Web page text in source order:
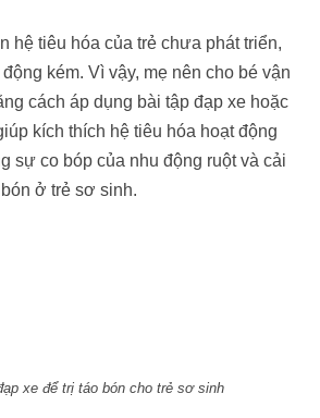
hệ tiêu hóa của trẻ chưa phát triển,
kém. Vì vậy, mẹ nên cho bé vận
cách áp dụng bài tập đạp xe hoặc
kích thích hệ tiêu hóa hoạt động
sự co bóp của nhu động ruột và cải
ở trẻ sơ sinh.
xe để trị táo bón cho trẻ sơ sinh